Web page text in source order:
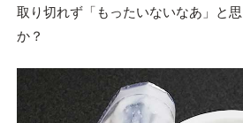
取り切れず「もったいないなあ」と
か？